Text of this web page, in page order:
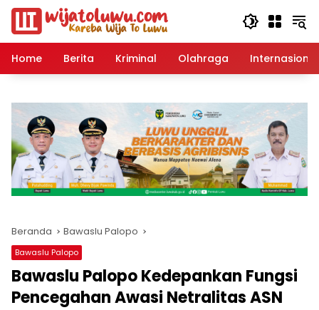
Langsung
konten
Home
Berita Kriminal Olahraga Internasional
Beranda Bawaslu Palopo
Bawaslu Palopo
Bawaslu Palopo Kedepankan Fungsi
Pencegahan Awasi Netralitas ASN